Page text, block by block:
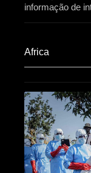
informação de
Africa​